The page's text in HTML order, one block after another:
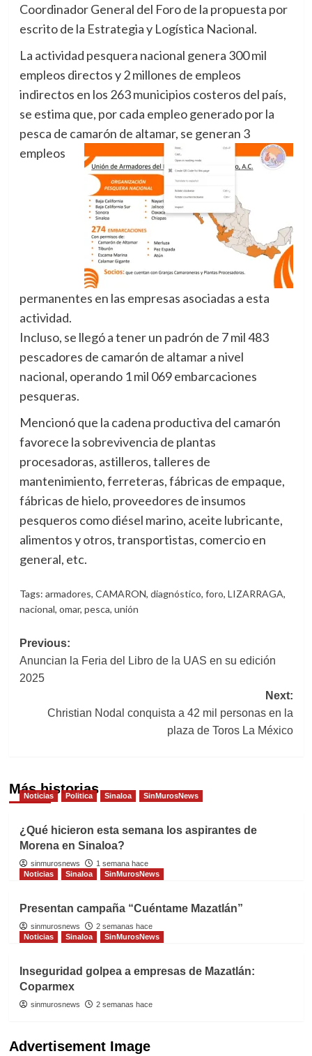
Coordinador General del Foro de la propuesta por
escrito de la Estrategia y Logística Nacional.
La actividad pesquera nacional genera 300 mil
empleos directos y 2 millones de empleos
indirectos en los 263 municipios costeros del país,
se estima que, por cada empleo generado por la
pesca de camarón de altamar, se generan 3
empleos
permanentes en las empresas asociadas a esta
actividad.
Incluso, se llegó a tener un padrón de 7 mil 483
pescadores de camarón de altamar a nivel
nacional, operando 1 mil 069 embarcaciones
pesqueras.
Mencionó que la cadena productiva del camarón
favorece la sobrevivencia de plantas
procesadoras, astilleros, talleres de
mantenimiento, ferreteras, fábricas de empaque,
fábricas de hielo, proveedores de insumos
pesqueros como diésel marino, aceite lubricante,
alimentos y otros, transportistas, comercio en
general, etc.
Tags: armadores, CAMARON, diagnóstico, foro, LIZARRAGA,
nacional, omar, pesca, unión
Post
navigation
Previous:
Anuncian la Feria del Libro de la UAS en su edición
2025
Next:
Christian Nodal conquista a 42 mil personas en la
plaza de Toros La México
Más historias
Noticias Politica Sinaloa SinMurosNews
¿Qué hicieron esta semana los aspirantes de
Morena en Sinaloa?
sinmurosnews
1 semana hace
Noticias
Sinaloa SinMurosNews
Presentan campaña “Cuéntame Mazatlán”
sinmurosnews
2 semanas hace
Noticias
Sinaloa SinMurosNews
Inseguridad golpea a empresas de Mazatlán:
Coparmex
sinmurosnews 2 semanas hace
Advertisement Image